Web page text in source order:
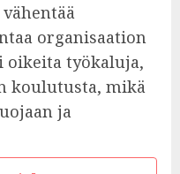
organisaation
oikeita työkaluja,
koulutusta, mikä
ja